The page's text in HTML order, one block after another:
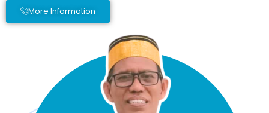
More Information